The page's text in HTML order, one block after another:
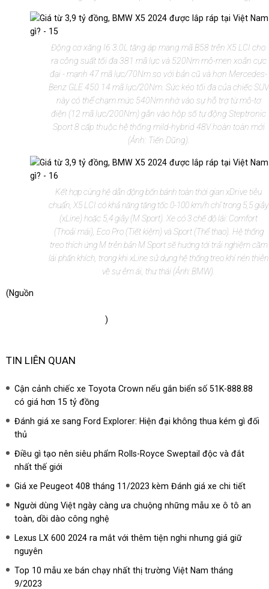
Động cơ xăng I6 3.0L tăng áp mang mã B58 trên X5 LCI cho
ra công suất tối đa 381 mã lực và 520Nm mô-men xoắn cực
đại - mạnh 47 mã lực/70Nm so với bản cũ và hơn Mercedes-
Benz GLE 450 14 mã lực/20Nm. Sức kéo tối đa của chiếc SUV
này có thể chạm mức 540Nm nhờ vào sự hỗ trợ từ mô-tơ
điện (12 mã lực/200Nm) gắn vào hộp số tự động Steptronic
Sport 8 cấp thuộc hệ thống mild-hybrid 48V hoàn toàn mới
(Ảnh: Tiến Dũng).
Kết hợp cùng hệ dẫn động bốn bánh toàn thời gian xDrive tiêu
chuẩn, X5 LCI có khả năng tăng tốc 0-100 km/h chỉ trong 5,5 giây
(xLine) hoặc 5,4 giây (M Sport). Xe có 3 chế độ lái: Comfort
(Thoải mái), Eco Pro (Tiết kiệm) và Sport (Thể thao). Hệ thống
treo thích ứng M trên bản M Sport sẽ hướng tới trải nghiệm cầm
lái phấn khích, trong khi xLine sử dụng hệ thống treo khí nén thiên
về sự êm ái, thư thái (Ảnh: BMW).
(Nguồn
20231113235632464.htm)
TIN LIÊN QUAN
Cận cảnh chiếc xe Toyota Crown nếu gắn biển số 51K-888.88
có giá hơn 15 tỷ đồng
Đánh giá xe sang Ford Explorer: Hiện đại không thua kém gì đối
thủ
Điều gì tạo nên siêu phẩm Rolls-Royce Sweptail độc và đắt
nhất thế giới
Giá xe Peugeot 408 tháng 11/2023 kèm Đánh giá xe chi tiết
Người dùng Việt ngày càng ưa chuộng những mẫu xe ô tô an
toàn, dồi dào công nghệ
Lexus LX 600 2024 ra mắt với thêm tiện nghi nhưng giá giữ
nguyên
Top 10 mẫu xe bán chạy nhất thị trường Việt Nam tháng
9/2023